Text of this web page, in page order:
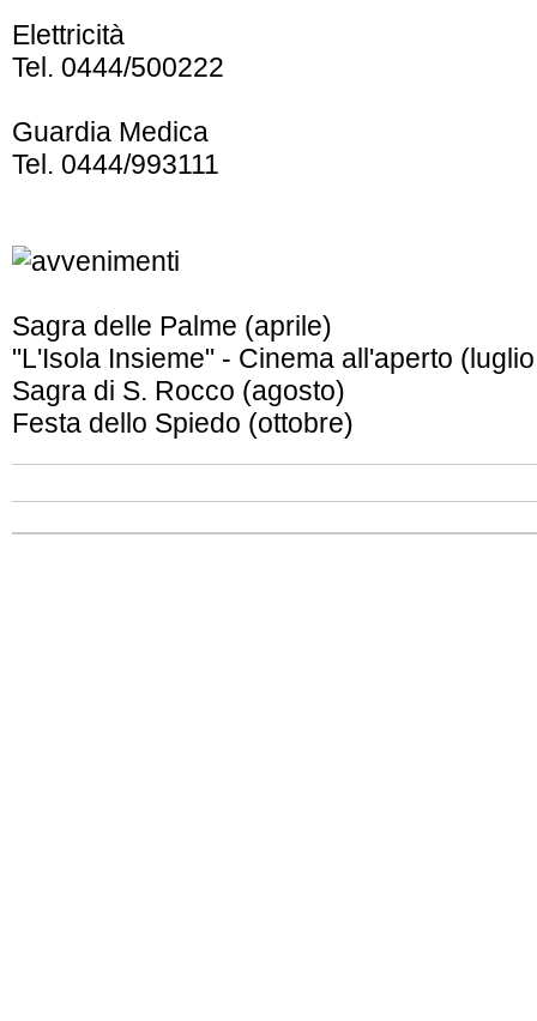
Elettricità
Tel. 0444/500222
Guardia Medica
Tel. 0444/993111
Sagra delle Palme (aprile)
"L'Isola Insieme" - Cinema all'aperto
Sagra di S. Rocco (agosto)
Festa dello Spiedo (ottobre)